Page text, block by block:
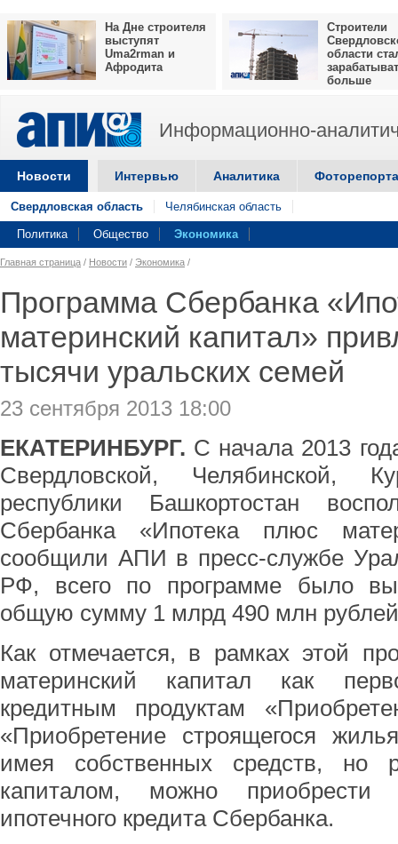
На Дне строителя
выступят
Uma2rman и
Афродита
Строители
области
больше
Информационно-
Новости Интервью Аналитика
Свердловская область Челябинская область
Политика Общество Экономика
Главная страница / Новости / Экономика /
Программа Сбербанка
материнский капитал»
тысячи уральских семей
23 сентября 2013 18:00
ЕКАТЕРИНБУРГ. С начала 2013
Свердловской, Челябинской,
республики Башкортостан
Сбербанка «Ипотека плюс
сообщили АПИ в пресс-службе
РФ, всего по программе было
общую сумму 1 млрд 490 млн
Как отмечается, в рамках этой
материнский капитал как
кредитным продуктам
«Приобретение строящегося
имея собственных средств, но
капиталом, можно
ипотечного кредита Сбербанка.